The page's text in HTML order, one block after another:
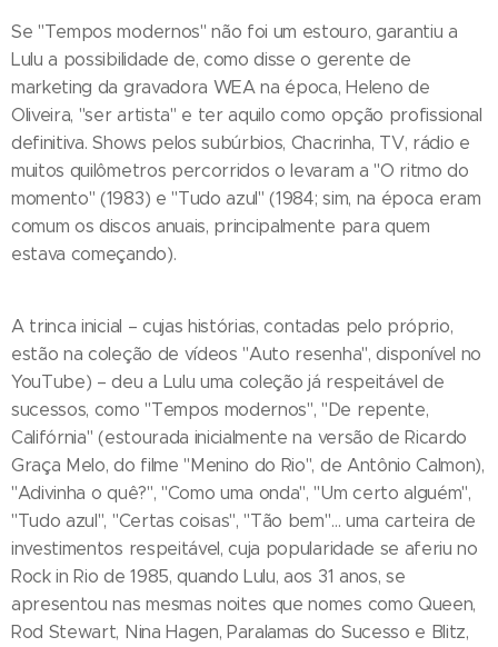
Se "Tempos modernos" não foi um estouro, garantiu a
Lulu a possibilidade de, como disse o gerente de
marketing da gravadora WEA na época, Heleno de
Oliveira, "ser artista" e ter aquilo como opção profissional
definitiva. Shows pelos subúrbios, Chacrinha, TV, rádio e
muitos quilômetros percorridos o levaram a "O ritmo do
momento" (1983) e "Tudo azul" (1984; sim, na época eram
comum os discos anuais, principalmente para quem
estava começando).
A trinca inicial – cujas histórias, contadas pelo próprio,
estão na coleção de vídeos "Auto resenha", disponível no
YouTube) – deu a Lulu uma coleção já respeitável de
sucessos, como "Tempos modernos", "De repente,
Califórnia" (estourada inicialmente na versão de Ricardo
Graça Melo, do filme "Menino do Rio", de Antônio Calmon),
"Adivinha o quê?", "Como uma onda", "Um certo alguém",
"Tudo azul", "Certas coisas", "Tão bem"… uma carteira de
investimentos respeitável, cuja popularidade se aferiu no
Rock in Rio de 1985, quando Lulu, aos 31 anos, se
apresentou nas mesmas noites que nomes como Queen,
Rod Stewart, Nina Hagen, Paralamas do Sucesso e Blitz,